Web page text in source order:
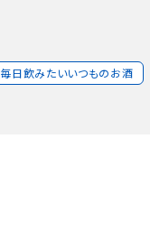
毎日飲みたいいつものお酒